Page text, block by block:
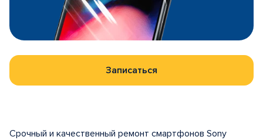
Записаться
Срочный и качественный ремонт смартфонов Sony